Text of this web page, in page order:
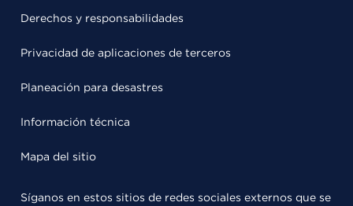
Derechos y responsabilidades
Privacidad de aplicaciones de terceros
Planeación para desastres
Información técnica
Mapa del sitio
Síganos en estos sitios de redes sociales externos que se